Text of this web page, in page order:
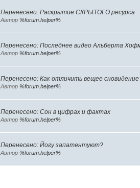
Перенесено: Раскрытие СКРЫТОГО ресурса
Автор %forum.helper%
Перенесено: Последнее видео Альберта
Автор %forum.helper%
Перенесено: Как отличить вещее сновидение
Автор %forum.helper%
Перенесено: Сон в цифрах и фактах
Автор %forum.helper%
Перенесено: Йогу запатентуют?
Автор %forum.helper%